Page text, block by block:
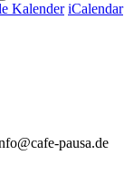
Kalender iCalendar
pausa.de